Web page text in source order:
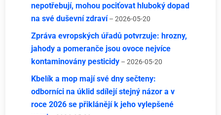
nepotřebují, mohou pociťovat hluboký dopad
na své duševní zdraví – 2026-05-20
Zpráva evropských úřadů potvrzuje: hrozny,
jahody a pomeranče jsou ovoce nejvíce
kontaminovány pesticidy – 2026-05-20
Kbelík a mop mají své dny sečteny:
odborníci na úklid sdílejí stejný názor a v
roce 2026 se přiklánějí k jeho vylepšené